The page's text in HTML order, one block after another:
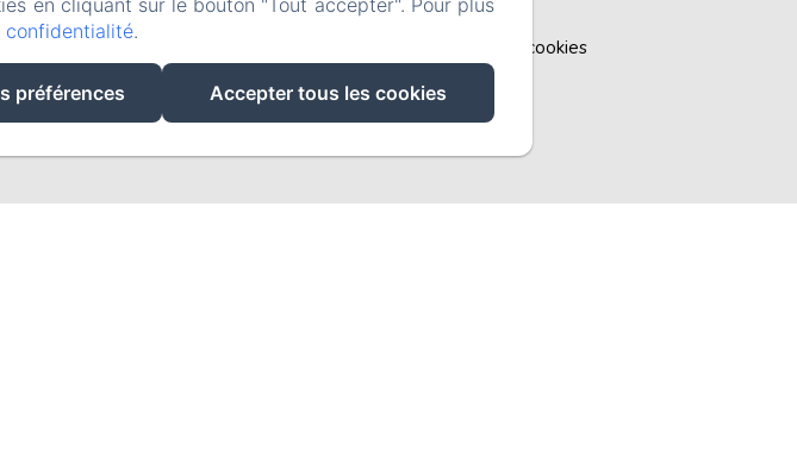
ES
cookies
en cliquant sur le bouton "Tout accepter". Pour plus
confidentialité.
préférences Accepter tous les cookies